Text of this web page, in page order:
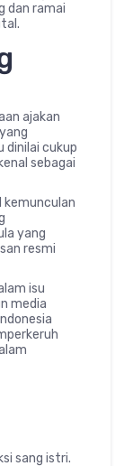
dan ramai
ajakan
dinilai cukup
sebagai
kemunculan
yang
resmi
isu
media
sang istri.